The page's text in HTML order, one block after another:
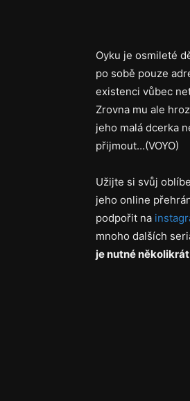
Oyku je osmileté
po sobě pouze
existenci vůbec
Zrovna mu ale
jeho malá dcerka
přijmout…(VOYO)
Užijte si svůj
jeho online
podpořit na
mnoho dalších
je nutné